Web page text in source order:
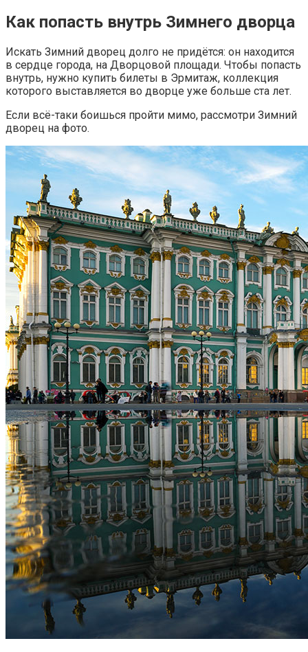
Как попасть внутрь Зимнего дворца
Искать Зимний дворец долго не придётся: он находится
в сердце города, на Дворцовой площади. Чтобы попасть
внутрь, нужно купить билеты в Эрмитаж, коллекция
которого выставляется во дворце уже больше ста лет.
Если всё-таки боишься пройти мимо, рассмотри Зимний
дворец на фото.